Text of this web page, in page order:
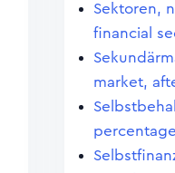
Sektoren,
financial
market,